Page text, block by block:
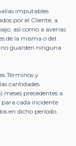
imputables
por el Cliente, a
así como a averías
de la misma o del
no guarden ninguna
Términos y
cantidades
precedentes a
cada incidente
en dicho período.